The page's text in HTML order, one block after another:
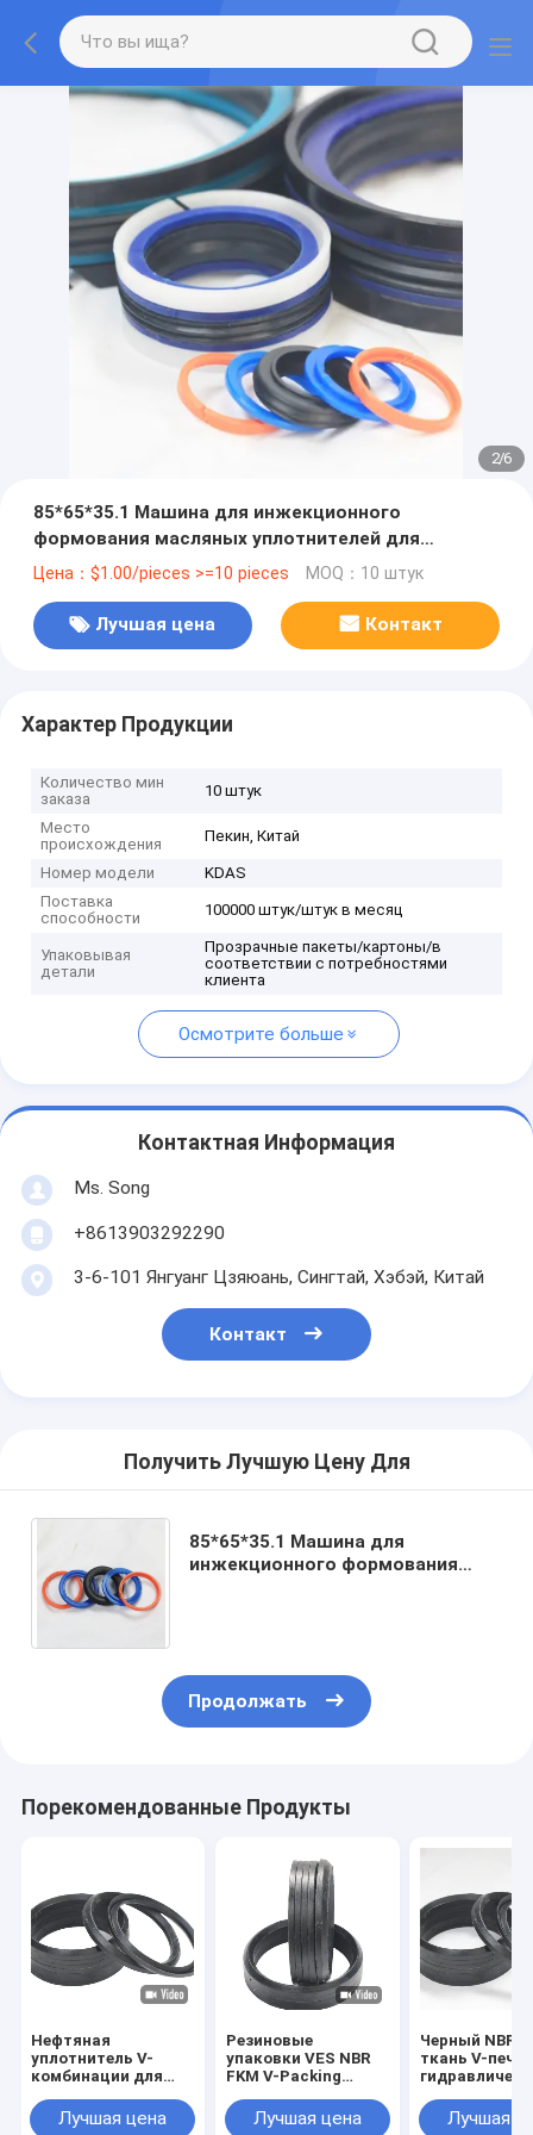
2/6
85*65*35.1 Машина для инжекционного
формования масляных уплотнителей для
комбинированного использования
Цена：$1.00/pieces >=10 pieces MOQ：10 штук
Лучшая цена Контакт
Характер Продукции
Количество мин
заказа
10 штук
Место
происхождения
Пекин, Китай
Номер модели
KDAS
Поставка
способности
100000 штук/штук в месяц
Упаковывая
детали
Прозрачные пакеты/картоны/в
соответствии с потребностями
клиента
Осмотрите больше
Контактная Информация
Ms. Song
+8613903292290
3-6-101 Янгуанг Цзяюань, Сингтай, Хэбэй, Китай
Контакт
Получить Лучшую Цену Для
85*65*35.1 Машина для
инжекционного формования
Продолжать
Порекомендованные Продукты
Нефтяная
уплотнитель V-
комбинации для
напряжению при
температурном
Лучшая цена
Резиновые
упаковки VES NBR
FKM V-Packing
для высокого
давления
Лучшая цена
Черный NBR
ткань V-
поршневого
стержня и
Лучшая